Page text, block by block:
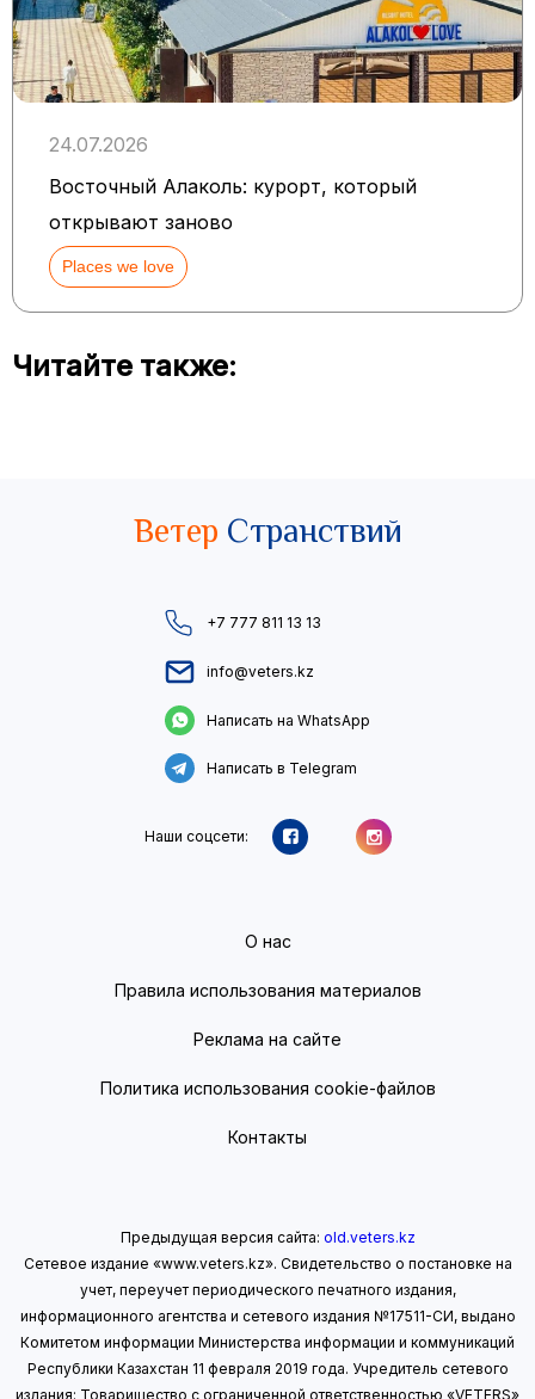
24.07.2026
Восточный Алаколь: курорт, который
открывают заново
Places we love
Читайте также:
Ветер Странствий
+7 777 811 13 13
info@veters.kz
Написать на WhatsApp
Написать в Telegram
Наши соцсети:
О нас
Правила использования материалов
Реклама на сайте
Политика использования cookie-файлов
Контакты
Предыдущая версия сайта: old.veters.kz
Сетевое издание «www.veters.kz». Свидетельство о постановке на
учет, переучет периодического печатного издания,
информационного агентства и сетевого издания №17511-СИ, выдано
Комитетом информации Министерства информации и коммуникаций
Республики Казахстан 11 февраля 2019 года. Учредитель сетевого
издания: Товарищество с ограниченной ответственностью «VETERS»